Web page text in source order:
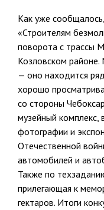
Как уже
«Строителям
поворота с трассы
Козловском
— оно находится
хорошо
со стороны
музейный комплекс,
фотографии и
Отечественной
автомобилей и
Также по
прилегающая к
гектаров. Итоги